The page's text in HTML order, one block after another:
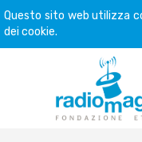
Questo sito web utilizza
dei cookie.